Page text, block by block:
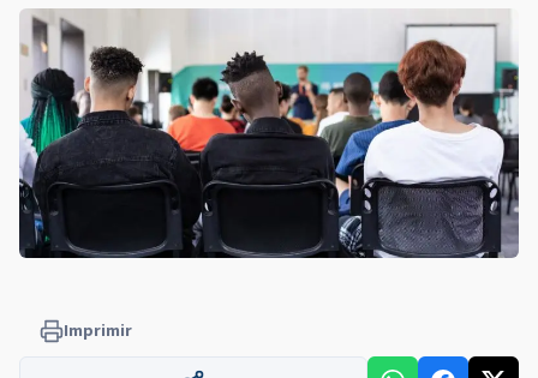
Imprimir